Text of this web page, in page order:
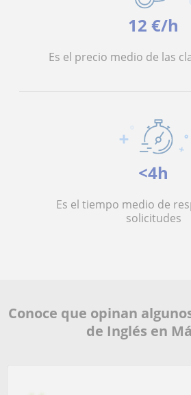
12 €/h
Es el precio medio de las
<4h
Es el tiempo medio de
solicitudes
Conoce que opinan
de Inglés en